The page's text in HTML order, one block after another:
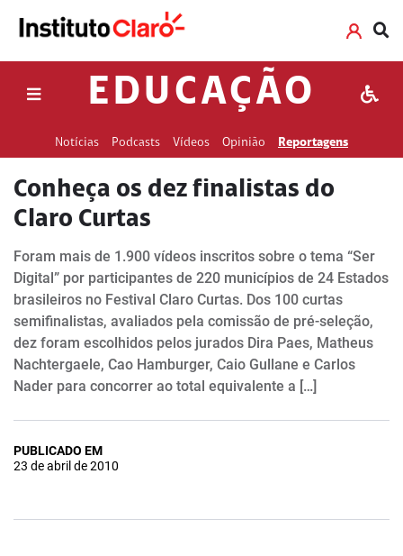
EDUCAÇÃO
Notícias Podcasts Vídeos Opinião Reportagens
Conheça os dez finalistas do
Claro Curtas
Foram mais de 1.900 vídeos inscritos sobre o tema “Ser
Digital” por participantes de 220 municípios de 24 Estados
brasileiros no Festival Claro Curtas. Dos 100 curtas
semifinalistas, avaliados pela comissão de pré-seleção,
dez foram escolhidos pelos jurados Dira Paes, Matheus
Nachtergaele, Cao Hamburger, Caio Gullane e Carlos
Nader para concorrer ao total equivalente a […]
PUBLICADO EM
23 de abril de 2010